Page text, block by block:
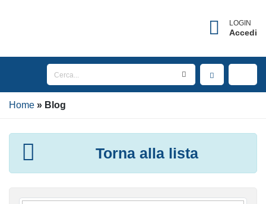
LOGIN
Accedi
Home Blog
Torna alla lista